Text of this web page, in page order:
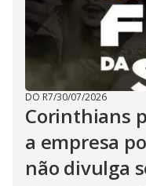
DO R7/30/07/2026
Corinthians
a empresa
não divulga